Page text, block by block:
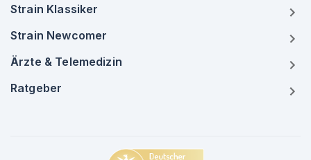
Strain Klassiker
Strain Newcomer
Ärzte & Telemedizin
Ratgeber